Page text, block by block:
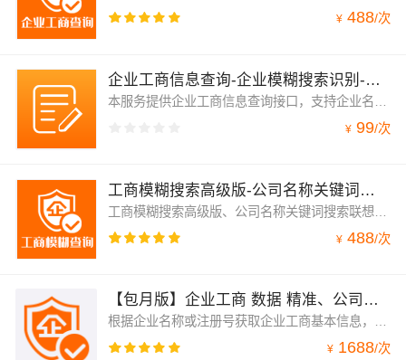
¥ 488/次
企业工商信息查询-企业模糊搜索识别-营业执照信息校验-统一信用代码/注册号查询-工商数据查验API接口
¥ 99/次
工商模糊搜索高级版-公司名称关键词搜索联想，支持公司类型、行业、注册日期、公司状态、规模搜索【支持新...
¥ 488/次
【包月版】企业工商 数据 精准、公司模糊查询，企业关键词搜索
根据企业名称或注册号获取企业工商基本信息，适用于公共网站、内部系统、移动APP用于工商信息展示，信息比对等功能，数据覆盖全国企业、个体工商户，按天更新
¥ 1688/次